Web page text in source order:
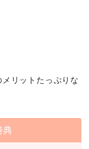
リットたっぷりな
典